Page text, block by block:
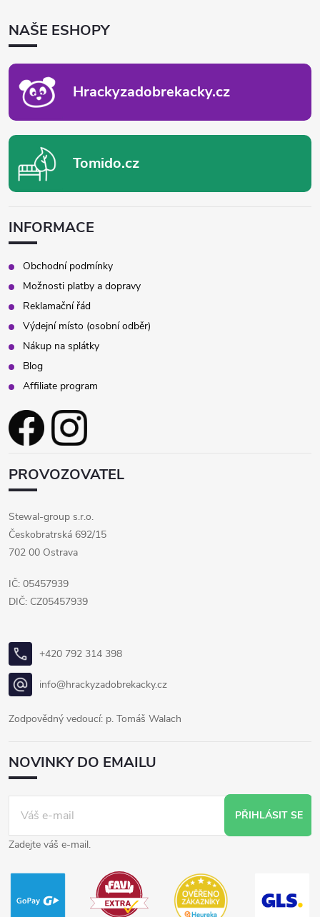
ANAŠE ESHOPY
Hrackyzadobrekacky.cz
Tomido.cz
INFORMACE
Obchodní podmínky
Možnosti platby a dopravy
Reklamační řád
Výdejní místo (osobní odběr)
Nákup na splátky
Blog
Affiliate program
PROVOZOVATEL
Stewal-group s.r.o.
Českobratrská 692/15
702 00 Ostrava
IČ: 05457939
DIČ: CZ05457939
+420 792 314 398
info@hrackyzadobrekacky.cz
Zodpovědný vedoucí: p. Tomáš Walach
NOVINKY DO EMAILU
PŘIHLÁSIT SE
Zadejte váš e-mail.